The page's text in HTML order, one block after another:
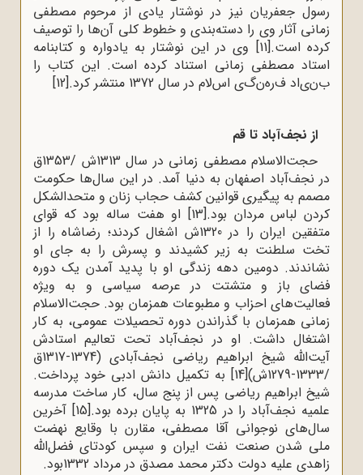
رسول جعفریان نیز در نوشتار یادی از مرحوم مصطفی
زمانی آثار وی را دسته‌بندی و خطوط کلی آن‌ها را توصیف
کرده است.[11]
وی در این نوشتار به یادواره و کتابنامه
استاد مصطفی زمانی استناد کرده است. این کتاب را
ب‌ن‌ی‌اد ف‌ره‌ن‌گ‌ی اس‌لام در سال 1372 منتشر کرد.
[12]
از نجف‌آباد تا قم
حجت‌الاسلام مصطفی زمانی در سال 1313ش /1353ق
در نجف‌آباد اصفهان به دنیا آمد. در این سال‌ها حکومت
مصمم به پیگیری قوانین کشف حجاب زنان و متحدالشکل
کردن لباس مردان بود.[13]
او هفت ساله بود که قوای
متفقین ایران را در 1320ش اشغال کردند؛ رضاشاه را از
تخت سلطنت به زیر کشیدند و پسرش را به جای او
نشاندند. دومین دهه زندگی او با پدید آمدن یک دوره
فضای باز و متشتت در عرصه سیاسی و به ویژه
فعالیت‌های احزاب و مطبوعات همزمان بود. حجت‌الاسلام
زمانی همزمان با گذراندن دوره تحصیلات عمومی، به کار
اشتغال داشت. او در نجف‌آباد تحت تعالیم استادش
آیت‌الله شیخ ابراهیم ریاضی نجف‌آبادی (1374-1317ق
/1333-1279ش)
[14]
به تکمیل دانش ادبی خود پرداخت.
شیخ ابراهیم ریاضی پس از پنج سال، کار ساخت مدرسه
علمیه نجف‌آباد را در 1325 به پایان برده بود.
[15]
آخرین
سال‌های نوجوانی‌ آقا مصطفی، مقارن با وقایع نهضت
ملی شدن صنعت نفت ایران و سپس کودتای فضل‌الله
زاهدی علیه دولت دکتر محمد مصدق در مرداد 1332بود.